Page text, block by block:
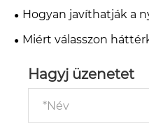
promóciójához?
Hogyan javíthatják a
kisvállalkozások
Miért válasszon
Hagyj üzenetet